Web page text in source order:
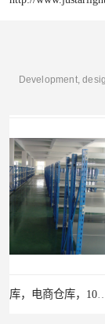
Development,
杨浦区小面积仓